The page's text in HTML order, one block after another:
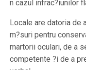
n cazul infrac?iunilor
Locale are datoria de
m?suri pentru
martorii oculari, de a
competente ?i de a